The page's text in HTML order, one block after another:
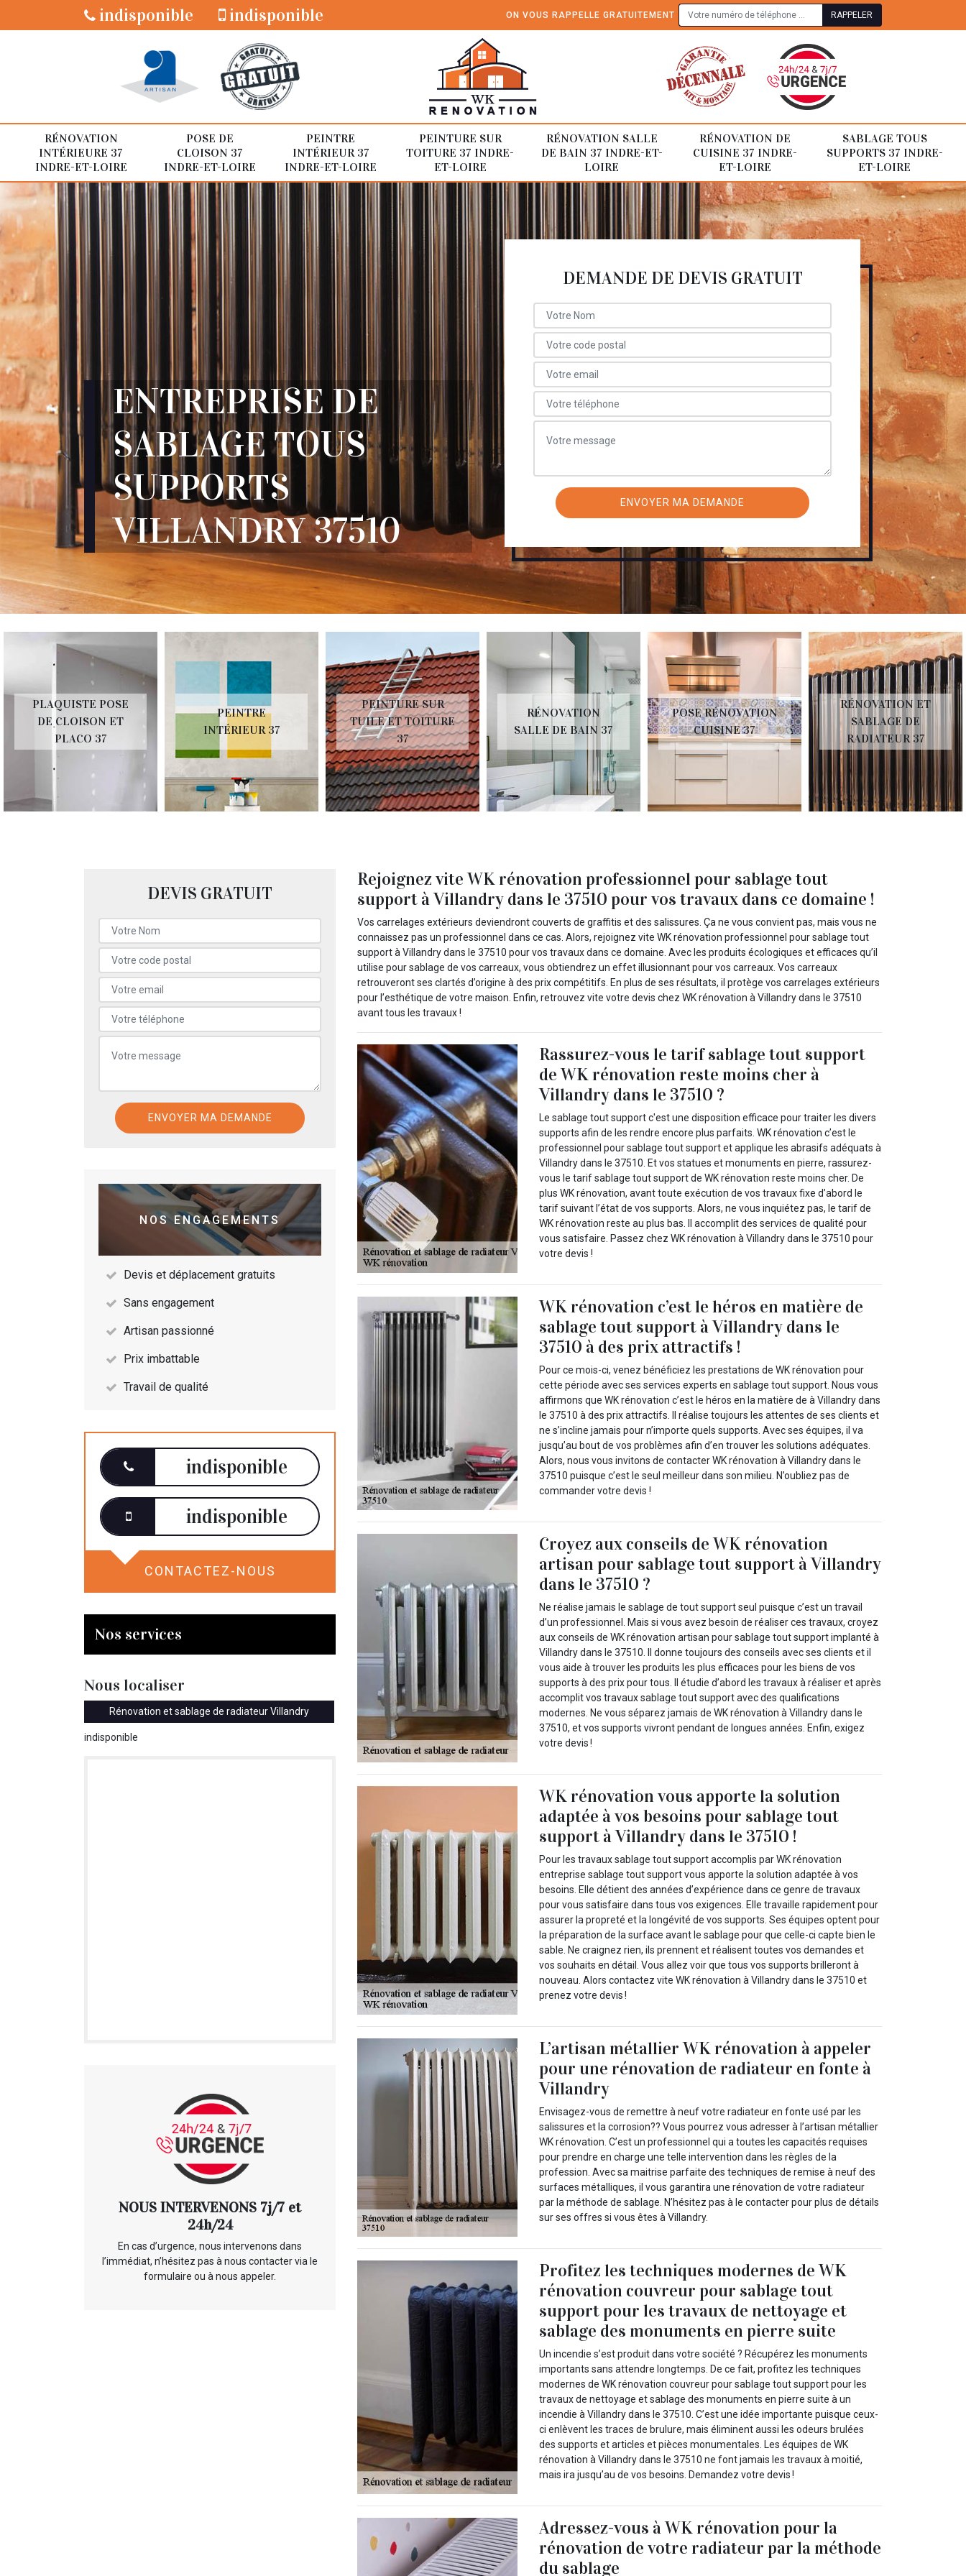
indisponible indisponible ON VOUS RAPPELLE GRATUITEMENT
RÉNOVATION
INTÉRIEURE 37
INDRE-ET-LOIRE
POSE DE
CLOISON 37
INDRE-ET-LOIRE
PEINTRE
INTÉRIEUR 37
INDRE-ET-LOIRE
PEINTURE SUR
TOITURE 37 INDRE-
ET-LOIRE
RÉNOVATION SALLE
DE BAIN 37 INDRE-ET-
LOIRE
RÉNOVATION DE
CUISINE 37 INDRE-
ET-LOIRE
SABLAGE TOUS
SUPPORTS 37 INDRE-
ET-LOIRE
ENTREPRISE DE
SABLAGE TOUS
SUPPORTS
VILLANDRY 37510
DEMANDE DE DEVIS GRATUIT
PLAQUISTE POSE
DE CLOISON ET
PLACO 37
PEINTRE
INTÉRIEUR 37
PEINTURE SUR
TUILE ET TOITURE
37
RÉNOVATION
SALLE DE BAIN 37
POSE RÉNOVATION
CUISINE 37
RÉNOVATION ET
SABLAGE DE
RADIATEUR 37
DEVIS GRATUIT
NOS ENGAGEMENTS
Devis et déplacement gratuits
Sans engagement
Artisan passionné
Prix imbattable
Travail de qualité
indisponible
indisponible
CONTACTEZ-NOUS
Nos services
Nous localiser
Rénovation et sablage de radiateur Villandry
indisponible
NOUS INTERVENONS 7j/7 et
24h/24
En cas d’urgence, nous intervenons dans
l’immédiat, n’hésitez pas à nous contacter via le
formulaire ou à nous appeler.
Rejoignez vite WK rénovation professionnel pour sablage tout
support à Villandry dans le 37510 pour vos travaux dans ce domaine !
Vos carrelages extérieurs deviendront couverts de graffitis et des salissures. Ça ne vous convient pas, mais vous ne
connaissez pas un professionnel dans ce cas. Alors, rejoignez vite WK rénovation professionnel pour sablage tout
support à Villandry dans le 37510 pour vos travaux dans ce domaine. Avec les produits écologiques et efficaces qu’il
utilise pour sablage de vos carreaux, vous obtiendrez un effet illusionnant pour vos carreaux. Vos carreaux
retrouveront ses clartés d’origine à des prix compétitifs. En plus de ses résultats, il protège vos carrelages extérieurs
pour l’esthétique de votre maison. Enfin, retrouvez vite votre devis chez WK rénovation à Villandry dans le 37510
avant tous les travaux !
Rassurez-vous le tarif sablage tout support
de WK rénovation reste moins cher à
Villandry dans le 37510 ?
Le sablage tout support c'est une disposition efficace pour traiter les divers
supports afin de les rendre encore plus parfaits. WK rénovation c’est le
professionnel pour sablage tout support et applique les abrasifs adéquats à
Villandry dans le 37510. Et vos statues et monuments en pierre, rassurez-
vous le tarif sablage tout support de WK rénovation reste moins cher. De
plus WK rénovation, avant toute exécution de vos travaux fixe d’abord le
tarif suivant l’état de vos supports. Alors, ne vous inquiétez pas, le tarif de
WK rénovation reste au plus bas. Il accomplit des services de qualité pour
vous satisfaire. Passez chez WK rénovation à Villandry dans le 37510 pour
votre devis !
WK rénovation c’est le héros en matière de
sablage tout support à Villandry dans le
37510 à des prix attractifs !
Pour ce mois-ci, venez bénéficiez les prestations de WK rénovation pour
cette période avec ses services experts en sablage tout support. Nous vous
affirmons que WK rénovation c’est le héros en la matière de à Villandry dans
le 37510 à des prix attractifs. Il réalise toujours les attentes de ses clients et
ne s’incline jamais pour n’importe quels supports. Avec ses équipes, il va
jusqu’au bout de vos problèmes afin d’en trouver les solutions adéquates.
Alors, nous vous invitons de contacter WK rénovation à Villandry dans le
37510 puisque c’est le seul meilleur dans son milieu. N’oubliez pas de
commander votre devis !
Croyez aux conseils de WK rénovation
artisan pour sablage tout support à Villandry
dans le 37510 ?
Ne réalise jamais le sablage de tout support seul puisque c’est un travail
d’un professionnel. Mais si vous avez besoin de réaliser ces travaux, croyez
aux conseils de WK rénovation artisan pour sablage tout support implanté à
Villandry dans le 37510. Il donne toujours des conseils avec ses clients et il
vous aide à trouver les produits les plus efficaces pour les biens de vos
supports à des prix pour tous. Il étudie d’abord les travaux à réaliser et après
accomplit vos travaux sablage tout support avec des qualifications
modernes. Ne vous séparez jamais de WK rénovation à Villandry dans le
37510, et vos supports vivront pendant de longues années. Enfin, exigez
votre devis !
WK rénovation vous apporte la solution
adaptée à vos besoins pour sablage tout
support à Villandry dans le 37510 !
Pour les travaux sablage tout support accomplis par WK rénovation
entreprise sablage tout support vous apporte la solution adaptée à vos
besoins. Elle détient des années d’expérience dans ce genre de travaux
pour vous satisfaire dans tous vos exigences. Elle travaille rapidement pour
assurer la propreté et la longévité de vos supports. Ses équipes optent pour
la préparation de la surface avant le sablage pour que celle-ci capte bien le
sable. Ne craignez rien, ils prennent et réalisent toutes vos demandes et
vos souhaits en détail. Vous allez voir que tous vos supports brilleront à
nouveau. Alors contactez vite WK rénovation à Villandry dans le 37510 et
prenez votre devis !
L’artisan métallier WK rénovation à appeler
pour une rénovation de radiateur en fonte à
Villandry
Envisagez-vous de remettre à neuf votre radiateur en fonte usé par les
salissures et la corrosion?? Vous pourrez vous adresser à l’artisan métallier
WK rénovation. C’est un professionnel qui a toutes les capacités requises
pour prendre en charge une telle intervention dans les règles de la
profession. Avec sa maitrise parfaite des techniques de remise à neuf des
surfaces métalliques, il vous garantira une rénovation de votre radiateur
par la méthode de sablage. N’hésitez pas à le contacter pour plus de détails
sur ses offres si vous êtes à Villandry.
Profitez les techniques modernes de WK
rénovation couvreur pour sablage tout
support pour les travaux de nettoyage et
sablage des monuments en pierre suite
Un incendie s’est produit dans votre société ? Récupérez les monuments
importants sans attendre longtemps. De ce fait, profitez les techniques
modernes de WK rénovation couvreur pour sablage tout support pour les
travaux de nettoyage et sablage des monuments en pierre suite à un
incendie à Villandry dans le 37510. C’est une idée importante puisque ceux-
ci enlèvent les traces de brulure, mais éliminent aussi les odeurs brulées
des supports et articles et pièces monumentales. Les équipes de WK
rénovation à Villandry dans le 37510 ne font jamais les travaux à moitié,
mais ira jusqu’au de vos besoins. Demandez votre devis !
Adressez-vous à WK rénovation pour la
rénovation de votre radiateur par la méthode
du sablage